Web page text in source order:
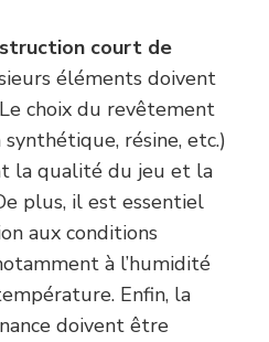
court de
éléments doivent
choix du revêtement
résine, etc.)
la qualité du jeu et la
plus, il est essentiel
aux conditions
à l’humidité
Enfin, la
doivent être